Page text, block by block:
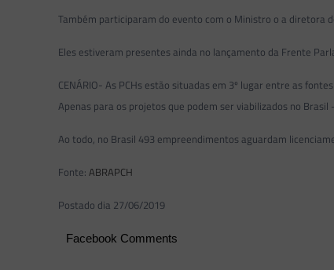
Também participaram do evento com o Ministro o a diretora
Eles estiveram presentes ainda no lançamento da Frente
CENÁRIO- As PCHs estão situadas em 3º lugar entre as
Apenas para os projetos que podem ser viabilizados no
Ao todo, no Brasil 493 empreendimentos aguardam
Fonte:ABRAPCH
Postado dia 27/06/2019
Facebook Comments